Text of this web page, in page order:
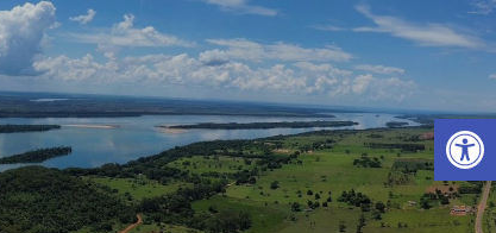
Barra de Ferramentas Aberta